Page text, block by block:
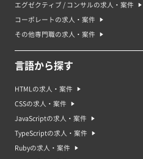
エグゼクティブ / コンサルの求人・案件
コーポレートの求人・案件
その他専門職の求人・案件
言語から探す
HTMLの求人・案件
CSSの求人・案件
JavaScriptの求人・案件
TypeScriptの求人・案件
Rubyの求人・案件